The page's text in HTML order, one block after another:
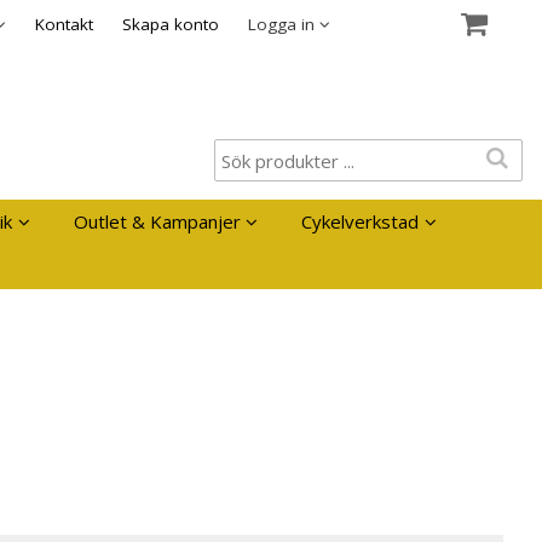
Kontakt Skapa konto Logga in
Outlet & Kampanjer
Cykelverkstad